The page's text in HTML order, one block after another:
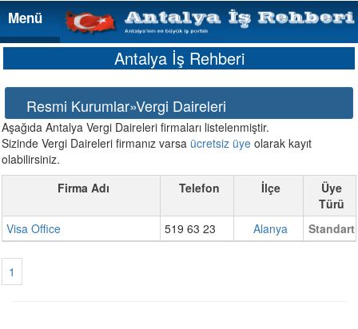
Menü
Menü
Antalya İş Rehberi
Resmi Kurumlar»Vergi Daireleri
Aşağıda Antalya Vergi Daireleri firmaları listelenmiştir.
Sizinde Vergi Daireleri firmanız varsa ücretsiz üye olarak kayıt
olabilirsiniz.
Firma Adı
Telefon İlçe
Üye
Türü
Visa Office
519 63 23 Alanya Standart
1